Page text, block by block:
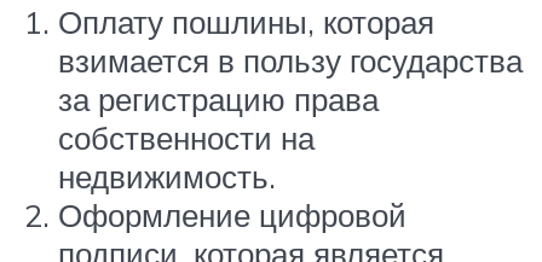
Оплату пошлины, которая
взимается в пользу государства
за регистрацию права
собственности на
недвижимость.
Оформление цифровой
подписи, которая является